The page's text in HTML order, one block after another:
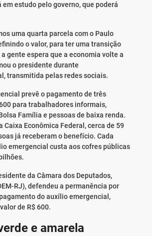
em estudo pelo governo, que poderá
uma quarta parcela com o Paulo
o valor, para ter uma transição
gente espera que a economia volte a
o presidente durante
transmitida pelas redes sociais.
prevê o pagamento de três
para trabalhadores informais,
Família e pessoas de baixa renda.
Caixa Econômica Federal, cerca de 59
já receberam o benefício. Cada
emergencial custa aos cofres públicas
da Câmara dos Deputados,
RJ), defendeu a permanência por
do auxílio emergencial,
de R$ 600.
e amarela